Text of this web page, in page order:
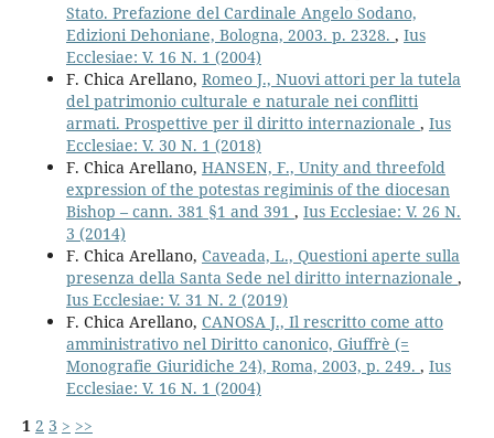
Stato. Prefazione del Cardinale Angelo Sodano,
Edizioni Dehoniane, Bologna, 2003. p. 2328. , Ius
Ecclesiae: V. 16 N. 1 (2004)
F. Chica Arellano, Romeo J., Nuovi attori per la tutela
del patrimonio culturale e naturale nei conflitti
armati. Prospettive per il diritto internazionale , Ius
Ecclesiae: V. 30 N. 1 (2018)
F. Chica Arellano, HANSEN, F., Unity and threefold
expression of the potestas regiminis of the diocesan
Bishop – cann. 381 §1 and 391 , Ius Ecclesiae: V. 26 N.
3 (2014)
F. Chica Arellano, Caveada, L., Questioni aperte sulla
presenza della Santa Sede nel diritto internazionale ,
Ius Ecclesiae: V. 31 N. 2 (2019)
F. Chica Arellano, CANOSA J., Il rescritto come atto
amministrativo nel Diritto canonico, Giuffrè (=
Monografie Giuridiche 24), Roma, 2003, p. 249. , Ius
Ecclesiae: V. 16 N. 1 (2004)
1 2 3 > >>